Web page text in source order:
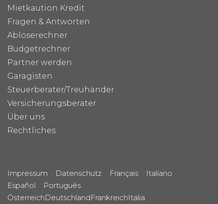
Mietkaution Kredit
Fragen & Antworten
Ablöserechner
Budgetrechner
Partner werden
Garagisten
Steuerberater/Treuhänder
Versicherungsberater
Über uns
Rechtliches
Impressum Datenschutz Français
Italiano
Español
Português
ÖsterreichDeutschlandFrankreichItalia